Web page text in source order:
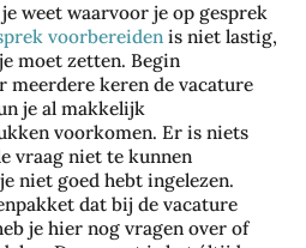
weet waarvoor je op gesprek
voorbereiden is niet lastig,
moet zetten. Begin
meerdere keren de vacature
je al makkelijk
voorkomen. Er is niets
vraag niet te kunnen
niet goed hebt ingelezen.
dat bij de vacature
je hier nog vragen over of